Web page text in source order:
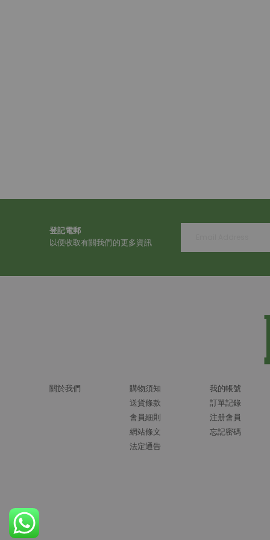
登記電郵
以便收取有關我們的更多資訊
關於我們
購物須知
送貨條款
會員細則
網站條文
法定通告
我的帳號
訂單記錄
注册會員
忘記密碼